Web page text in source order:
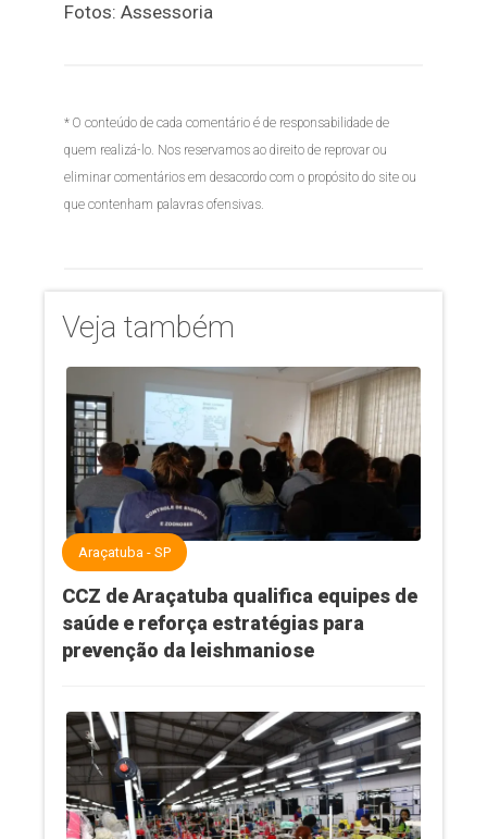
Fotos: Assessoria
* O conteúdo de cada comentário é de responsabilidade de
quem realizá-lo. Nos reservamos ao direito de reprovar ou
eliminar comentários em desacordo com o propósito do site ou
que contenham palavras ofensivas.
Veja também
Araçatuba - SP
CCZ de Araçatuba qualifica equipes de
saúde e reforça estratégias para
prevenção da leishmaniose